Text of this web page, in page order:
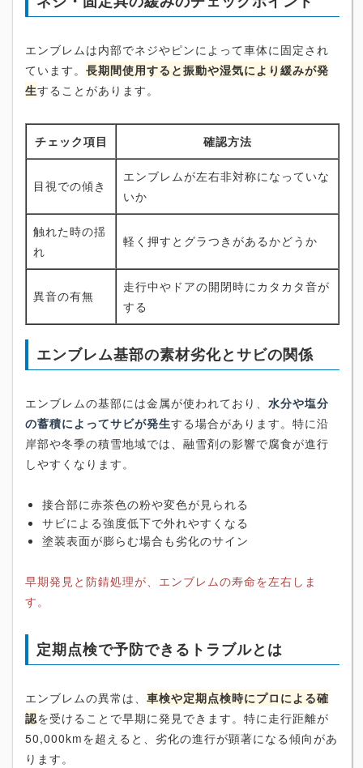
エンブレムは内部でネジやピンによって車体に固定され
ています。 長期間使用すると振動や湿気により緩みが発
生することがあります。
チェック項目 確認方法
目視での傾き
エンブレムが左右非対称になっていな
いか
触れた時の揺
れ
軽く押すとグラつきがあるかどうか
異音の有無
走行中やドアの開閉時にカタカタ音が
する
エンブレム基部の素材劣化とサビの関係
エンブレムの基部には金属が使われており、 水分や塩分
の蓄積によってサビが発生する場合があります。特に沿
岸部や冬季の積雪地域では、融雪剤の影響で腐食が進行
しやすくなります。
接合部に赤茶色の粉や変色が見られる
サビによる強度低下で外れやすくなる
塗装表面が膨らむ場合も劣化のサイン
早期発見と防錆処理が、エンブレムの寿命を左右しま
す。
定期点検で予防できるトラブルとは
エンブレムの異常は、 車検や定期点検時にプロによる確
認を受けることで早期に発見できます。特に走行距離が
50,000kmを超えると、劣化の進行が顕著になる傾向があ
ります。